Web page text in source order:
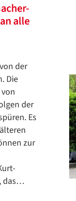
alle
der
Die
der
Es
zur
das…